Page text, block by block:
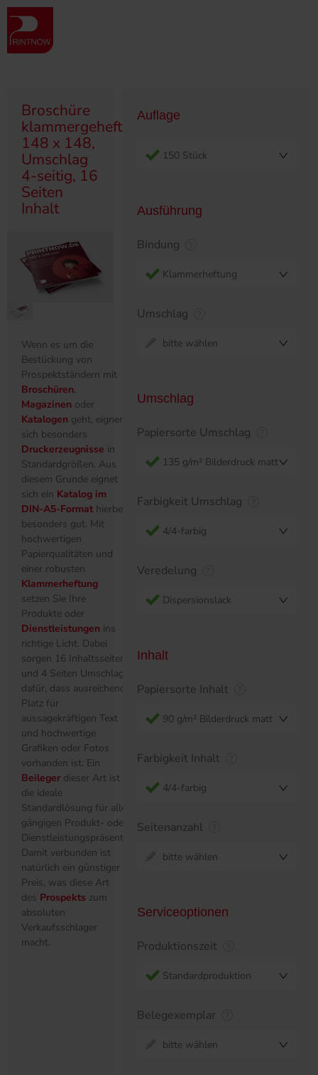
Produktübersicht
Broschüre klammergeheftet, 148 x 148, Umschlag 4-seitig, 16 Seiten
Inhalt
Broschüre
klammergeheftet,
148 x 148,
Umschlag
4-seitig, 16
Seiten
Inhalt
Wenn es um die
Bestückung von
Prospektständern mit
Broschüren,
Magazinen oder
Katalogen geht, eignen
sich besonders
Druckerzeugnisse in
Standardgrößen. Aus
diesem Grunde eignet
sich ein Katalog im
DIN-A5-Format hierbei
besonders gut. Mit
hochwertigen
Papierqualitäten und
einer robusten
Klammerheftung
setzen Sie Ihre
Produkte oder
Dienstleistungen ins
richtige Licht. Dabei
sorgen 16 Inhaltsseiten
und 4 Seiten Umschlag
dafür, dass ausreichend
Platz für
aussagekräftigen Text
und hochwertige
Grafiken oder Fotos
vorhanden ist. Ein
Beileger dieser Art ist
die ideale
Standardlösung für alle
gängigen Produkt- oder
Dienstleistungspräsentationen.
Damit verbunden ist
natürlich ein günstiger
Preis, was diese Art
des Prospekts zum
absoluten
Verkaufsschlager
macht.
Auflage
150 Stück
Ausführung
Bindung
Klammerheftung
Umschlag
bitte wählen
Umschlag
Papiersorte Umschlag
135 g/m² Bilderdruck matt
Farbigkeit Umschlag
4/4-farbig
Veredelung
Dispersionslack
Inhalt
Papiersorte Inhalt
90 g/m² Bilderdruck matt
Farbigkeit Inhalt
4/4-farbig
Seitenanzahl
bitte wählen
Serviceoptionen
Produktionszeit
Standardproduktion
Belegexemplar
bitte wählen